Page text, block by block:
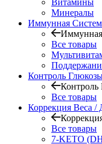
Витамины
Минералы
Иммунная
Все товары
Контроль
Контроль
Все товары
Коррекция Веса /
Все товары
7-KETO